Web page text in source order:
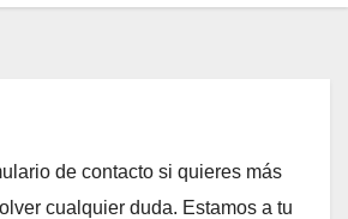
de contacto si quieres más
cualquier duda. Estamos a tu